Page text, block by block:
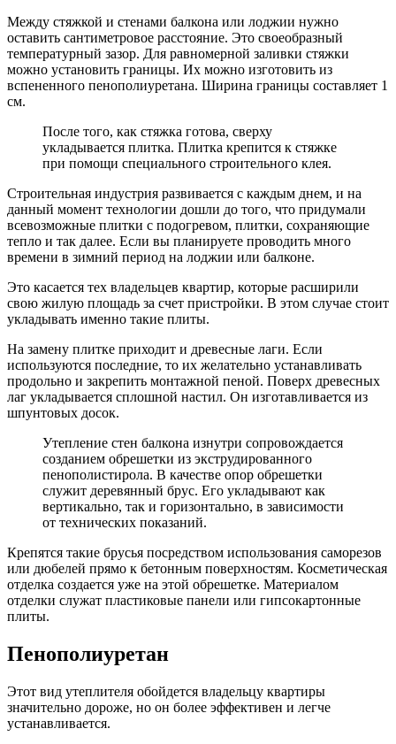
Между стяжкой и стенами балкона или лоджии нужно
оставить сантиметровое расстояние. Это своеобразный
температурный зазор. Для равномерной заливки стяжки
можно установить границы. Их можно изготовить из
вспененного пенополиуретана. Ширина границы составляет 1
см.
После того, как стяжка готова, сверху
укладывается плитка. Плитка крепится к стяжке
при помощи специального строительного клея.
Строительная индустрия развивается с каждым днем, и на
данный момент технологии дошли до того, что придумали
всевозможные плитки с подогревом, плитки, сохраняющие
тепло и так далее. Если вы планируете проводить много
времени в зимний период на лоджии или балконе.
Это касается тех владельцев квартир, которые расширили
свою жилую площадь за счет пристройки. В этом случае стоит
укладывать именно такие плиты.
На замену плитке приходит и древесные лаги. Если
используются последние, то их желательно устанавливать
продольно и закрепить монтажной пеной. Поверх древесных
лаг укладывается сплошной настил. Он изготавливается из
шпунтовых досок.
Утепление стен балкона изнутри сопровождается
созданием обрешетки из экструдированного
пенополистирола. В качестве опор обрешетки
служит деревянный брус. Его укладывают как
вертикально, так и горизонтально, в зависимости
от технических показаний.
Крепятся такие брусья посредством использования саморезов
или дюбелей прямо к бетонным поверхностям. Косметическая
отделка создается уже на этой обрешетке. Материалом
отделки служат пластиковые панели или гипсокартонные
плиты.
Пенополиуретан
Этот вид утеплителя обойдется владельцу квартиры
значительно дороже, но он более эффективен и легче
устанавливается.